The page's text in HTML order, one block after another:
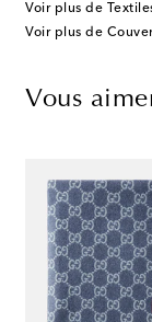
Voir plus de
Voir plus de
Vous